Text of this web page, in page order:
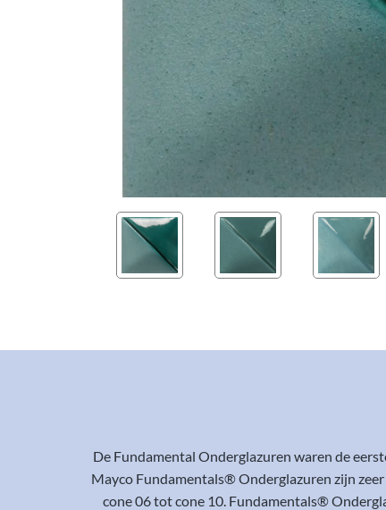
De Fundamental Onderglazuren waren de
Mayco Fundamentals® Onderglazuren zijn
cone 06 tot cone 10. Fundamentals®